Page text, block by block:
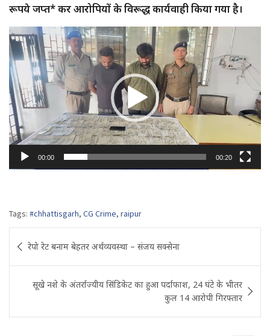
रूपये जप्त* कर आरोपियों के विरूद्ध कार्यवाही किया गया है।
Video
Player
00:00 00:20
Tags: #chhattisgarh, CG Crime, raipur
Post
navigation
रेपो रेट बनाम बेहतर अर्थव्यवस्था – संजय सक्सेना
सूखे नशे के अंतर्राज्यीय सिंडिकेट का हुआ पर्दाफाश, 24 घंटे के भीतर
कुल 14 आरोपी गिरफ्तार